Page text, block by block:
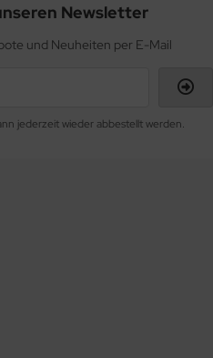
Newsletter
und Neuheiten per E-Mail
jederzeit wieder abbestellt werden.